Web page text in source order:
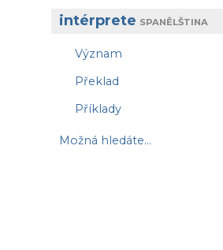
intérprete SPANĚLŠTINA
Význam
Překlad
Příklady
Možná hledáte...